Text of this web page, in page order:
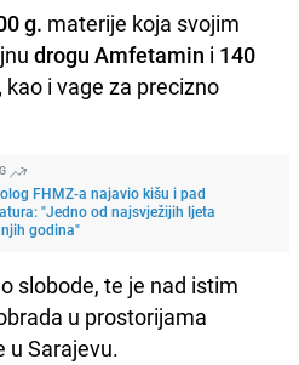
g. materije koja svojim
drogu Amfetamin i 140
kao i vage za precizno
FHMZ-a najavio kišu i pad
"Jedno od najsvježijih ljeta
godina"
slobode, te je nad istim
u prostorijama
u Sarajevu.